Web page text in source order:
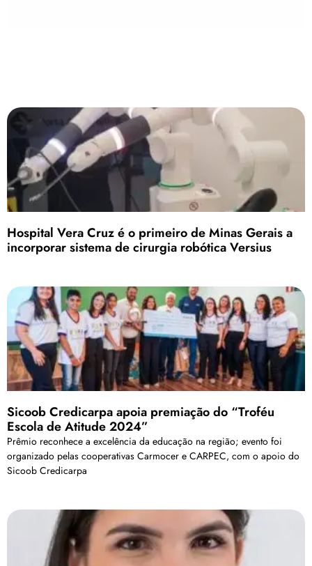
Hospital Vera Cruz é o primeiro de Minas Gerais a
incorporar sistema de cirurgia robótica Versius
Sicoob Credicarpa apoia premiação do “Troféu
Escola de Atitude 2024”
Prêmio reconhece a excelência da educação na região; evento foi
organizado pelas cooperativas Carmocer e CARPEC, com o apoio do
Sicoob Credicarpa